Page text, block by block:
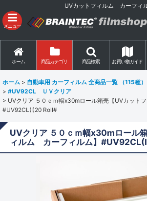
UVカットフィルム カーフィ
メニュー
ホーム 商品カテゴリ 商品検索 お買い物ガイド
ホーム > 自動車用 カーフィルム 全商品一覧 （115種）
> #UV92CL ＵＶクリア
> UVクリア ５０ｃｍ幅x30mロール箱売【UVカット
#UV92CL(I)20 Roll#
UVクリア ５０ｃｍ幅x30mロール
ィルム カーフィルム】